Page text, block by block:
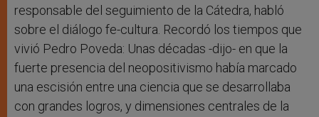
responsable del seguimiento de la Cátedra, habló
sobre el diálogo fe-cultura. Recordó los tiempos que
vivió Pedro Poveda: Unas décadas -dijo- en que la
fuerte presencia del neopositivismo había marcado
una escisión entre una ciencia que se desarrollaba
con grandes logros, y dimensiones centrales de la